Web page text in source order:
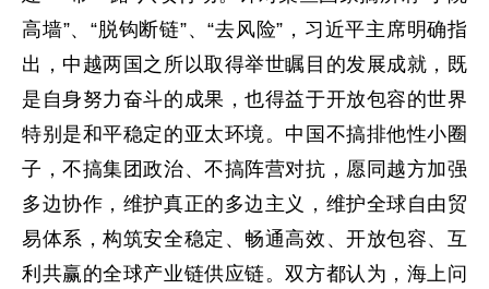
高墙”、“脱钩断链”、“去风险”，习近平主席明确指
出，中越两国之所以取得举世瞩目的发展成就，既
是自身努力奋斗的成果，也得益于开放包容的世界
特别是和平稳定的亚太环境。中国不搞排他性小圈
子，不搞集团政治、不搞阵营对抗，愿同越方加强
多边协作，维护真正的多边主义，维护全球自由贸
易体系，构筑安全稳定、畅通高效、开放包容、互
利共赢的全球产业链供应链。双方都认为，海上问